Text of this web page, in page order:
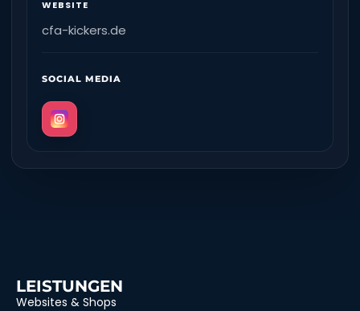
WEBSITE
cfa-kickers.de
SOCIAL MEDIA
LEISTUNGEN
Websites & Shops